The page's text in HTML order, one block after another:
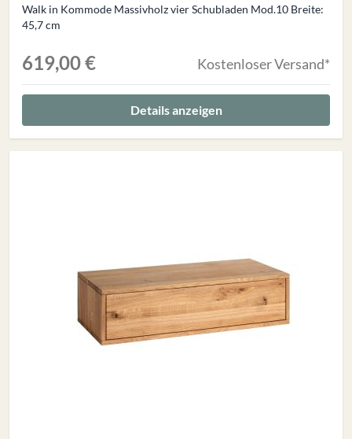
Walk in Kommode Massivholz vier Schubladen Mod.10 Breite:
45,7 cm
619,00 € Kostenloser Versand*
Details anzeigen